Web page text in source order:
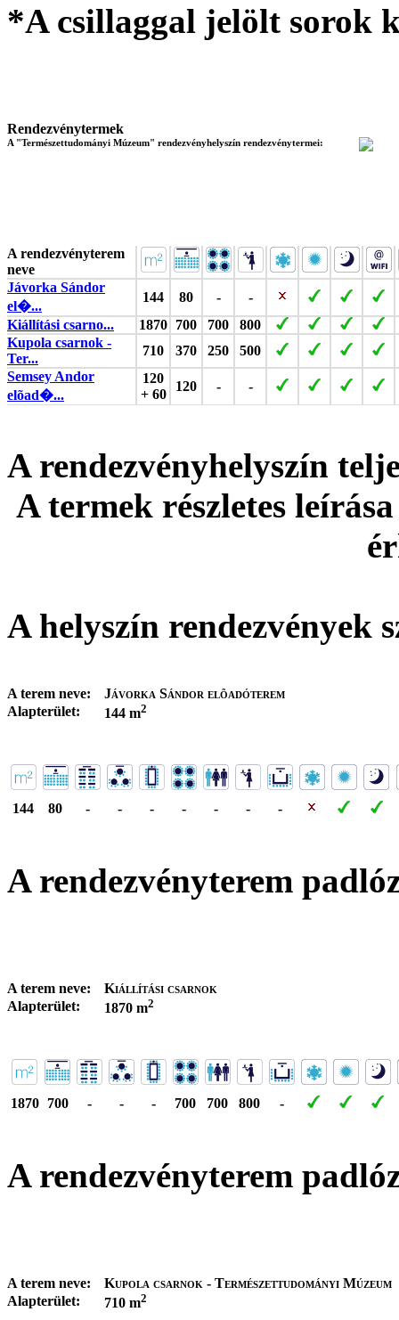
*A csillaggal jelölt sorok
Rendezvénytermek
A "Természettudományi Múzeum" rendezvényhelyszín rendezvénytermei:
A rendezvényterem
neve
Jávorka Sándor
el�...
144 80 -
-
Kiállítási csarno...
1870 700 700
800
Kupola csarnok -
Ter...
710 370 250
500
Semsey Andor
elõad�...
120
+ 60
120 - -
A rendezvényhelyszín
A termek részletes
A helyszín rendezvények
A terem neve:
Jávorka Sándor elõadóterem
Alapterület:
144 m2
144 80 - - - - - - -
A rendezvényterem
A terem neve:
Kiállítási csarnok
Alapterület:
1870 m2
1870 700 - - - 700 700 800 -
A rendezvényterem
A terem neve:
Kupola csarnok - Természettudományi Múzeum
Alapterület:
710 m2